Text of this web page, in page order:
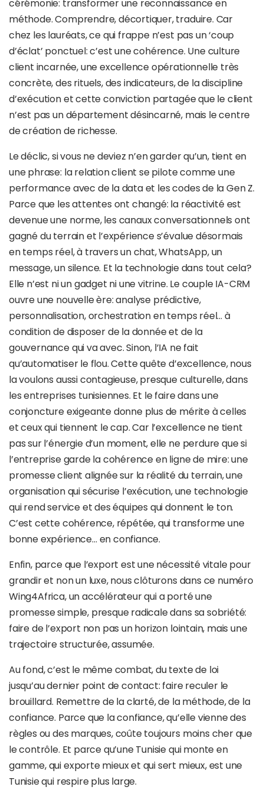
cérémonie: transformer une reconnaissance en
méthode. Comprendre, décortiquer, traduire. Car
chez les lauréats, ce qui frappe n’est pas un ‘coup
d’éclat’ ponctuel: c’est une cohérence. Une culture
client incarnée, une excellence opérationnelle très
concrète, des rituels, des indicateurs, de la discipline
d’exécution et cette conviction partagée que le client
n’est pas un département désincarné, mais le centre
de création de richesse.
Le déclic, si vous ne deviez n’en garder qu’un, tient en
une phrase: la relation client se pilote comme une
performance avec de la data et les codes de la Gen Z.
Parce que les attentes ont changé: la réactivité est
devenue une norme, les canaux conversationnels ont
gagné du terrain et l’expérience s’évalue désormais
en temps réel, à travers un chat, WhatsApp, un
message, un silence. Et la technologie dans tout cela?
Elle n’est ni un gadget ni une vitrine. Le couple IA-CRM
ouvre une nouvelle ère: analyse prédictive,
personnalisation, orchestration en temps réel… à
condition de disposer de la donnée et de la
gouvernance qui va avec. Sinon, l’IA ne fait
qu’automatiser le flou. Cette quête d’excellence, nous
la voulons aussi contagieuse, presque culturelle, dans
les entreprises tunisiennes. Et le faire dans une
conjoncture exigeante donne plus de mérite à celles
et ceux qui tiennent le cap. Car l’excellence ne tient
pas sur l’énergie d’un moment, elle ne perdure que si
l’entreprise garde la cohérence en ligne de mire: une
promesse client alignée sur la réalité du terrain, une
organisation qui sécurise l’exécution, une technologie
qui rend service et des équipes qui donnent le ton.
C’est cette cohérence, répétée, qui transforme une
bonne expérience… en confiance.
Enfin, parce que l’export est une nécessité vitale pour
grandir et non un luxe, nous clôturons dans ce numéro
Wing4Africa, un accélérateur qui a porté une
promesse simple, presque radicale dans sa sobriété:
faire de l’export non pas un horizon lointain, mais une
trajectoire structurée, assumée.
Au fond, c’est le même combat, du texte de loi
jusqu’au dernier point de contact: faire reculer le
brouillard. Remettre de la clarté, de la méthode, de la
confiance. Parce que la confiance, qu’elle vienne des
règles ou des marques, coûte toujours moins cher que
le contrôle. Et parce qu’une Tunisie qui monte en
gamme, qui exporte mieux et qui sert mieux, est une
Tunisie qui respire plus large.